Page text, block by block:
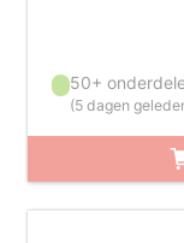
50+
(5 dagen